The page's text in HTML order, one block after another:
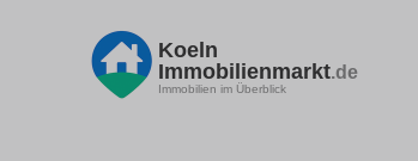
Koeln
Immobilienmarkt.de
Immobilien im Überblick